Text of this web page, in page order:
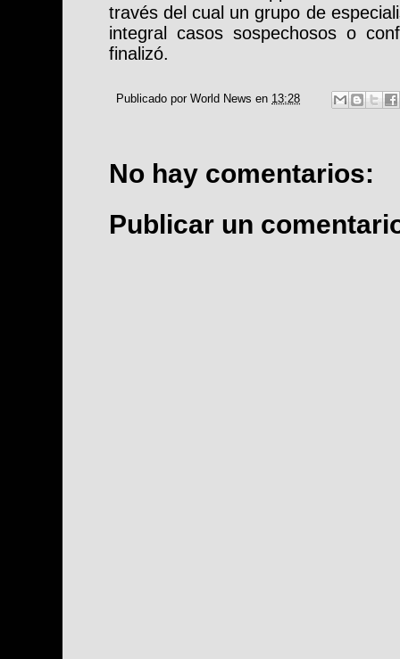
través del cual un grupo de
integral casos sospechosos o
finalizó.
Publicado por World News en 13:28
No hay comentarios:
Publicar un